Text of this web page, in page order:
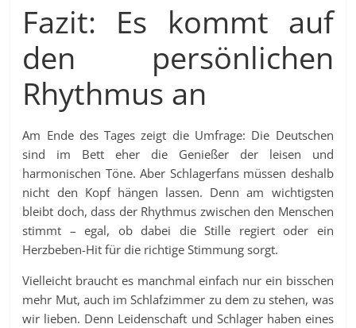
Fazit: Es kommt auf
den persönlichen
Rhythmus an
Am Ende des Tages zeigt die Umfrage: Die Deutschen
sind im Bett eher die Genießer der leisen und
harmonischen Töne. Aber Schlagerfans müssen deshalb
nicht den Kopf hängen lassen. Denn am wichtigsten
bleibt doch, dass der Rhythmus zwischen den Menschen
stimmt – egal, ob dabei die Stille regiert oder ein
Herzbeben-Hit für die richtige Stimmung sorgt.
Vielleicht braucht es manchmal einfach nur ein bisschen
mehr Mut, auch im Schlafzimmer zu dem zu stehen, was
wir lieben. Denn Leidenschaft und Schlager haben eines